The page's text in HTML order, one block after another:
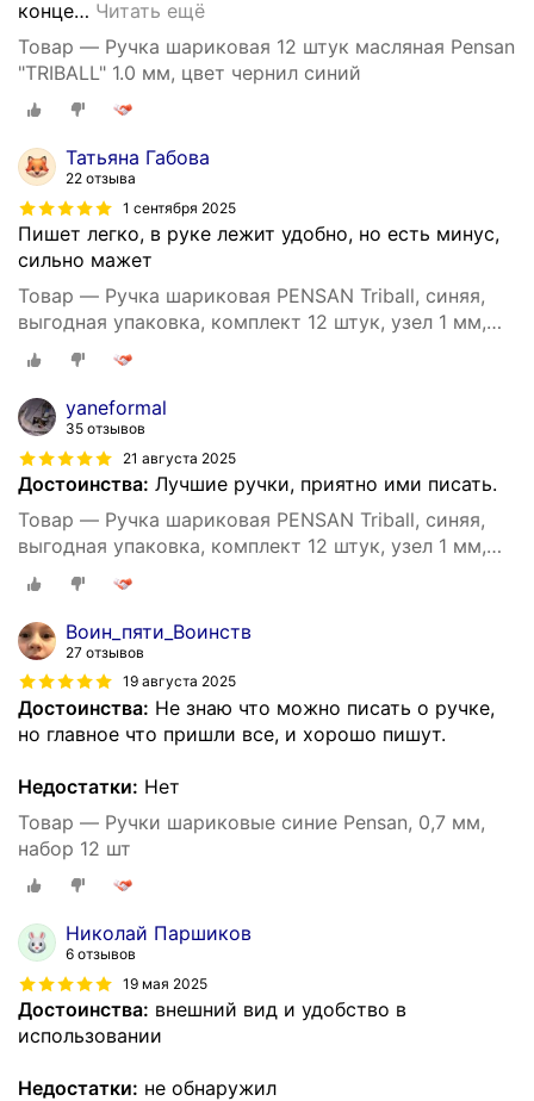
конце… Читать ещё
Товар — Ручка шариковая 12 штук масляная Pensan
"TRIBALL" 1.0 мм, цвет чернил синий
Татьяна Габова
22 отзыва
1 сентября 2025
Пишет легко, в руке лежит удобно, но есть минус,
сильно мажет
Товар — Ручка шариковая PENSAN Triball, синяя,
выгодная упаковка, комплект 12 штук, узел 1 мм,
880174
yaneformal
35 отзывов
21 августа 2025
Достоинства: Лучшие ручки, приятно ими писать.
Товар — Ручка шариковая PENSAN Triball, синяя,
выгодная упаковка, комплект 12 штук, узел 1 мм,
880174
Воин_пяти_Воинств
27 отзывов
19 августа 2025
Достоинства: Не знаю что можно писать о ручке,
но главное что пришли все, и хорошо пишут.
Недостатки: Нет
Товар — Ручки шариковые синие Pensan, 0,7 мм,
набор 12 шт
Николай Паршиков
6 отзывов
19 мая 2025
Достоинства: внешний вид и удобство в
использовании
Недостатки: не обнаружил